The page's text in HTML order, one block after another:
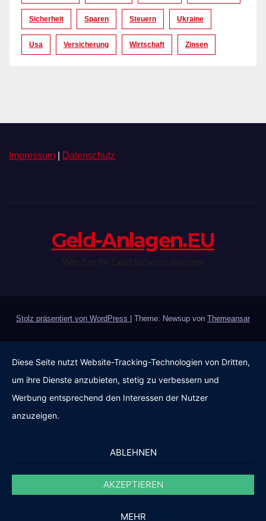
Sicherheit Sparen Steuern Ukraine
Usa Versicherung Wirtschaft Zinsen
Impressum Datenschutz
Geld-Anlagen.EU
Stolz präsentiert von WordPress Theme: Newsup von Themeansar
Diese Seite nutzt Website-Tracking-Technologien von Dritten,
um ihre Dienste anzubieten, stetig zu verbessern und
Werbung entsprechend den Interessen der Nutzer
anzuzeigen.
ABLEHNEN
AKZEPTIEREN
MEHR